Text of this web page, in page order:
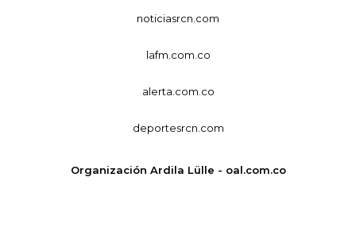
noticiasrcn.com
lafm.com.co
alerta.com.co
deportesrcn.com
Organización Ardila Lülle - oal.com.co